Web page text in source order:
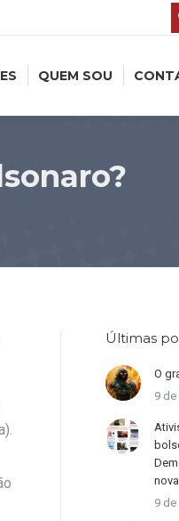
QUEM SOU
Últimas
O
9
9